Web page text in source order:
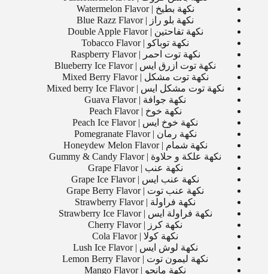
نكهة بطيخ | Watermelon Flavor
نكهة بلو راز | Blue Razz Flavor
نكهة تفاحتين | Double Apple Flavor
نكهة توباكو | Tobacco Flavor
نكهة توت احمر | Raspberry Flavor
نكهة توت ازرق ايس | Blueberry Ice Flavor
نكهة توت مشكل | Mixed Berry Flavor
نكهة توت مشكل ايس | Mixed berry Ice Flavor
نكهة جوافة | Guava Flavor
نكهة خوخ | Peach Flavor
نكهة خوخ ايس | Peach Ice Flavor
نكهة رمان | Pomegranate Flavor
نكهة شمام | Honeydew Melon Flavor
نكهة علكة و حلاوة | Gummy & Candy Flavor
نكهة عنب | Grape Flavor
نكهة عنب ايس | Grape Ice Flavor
نكهة عنب توت | Grape Berry Flavor
نكهة فراولة | Strawberry Flavor
نكهة فراولة ايس | Strawberry Ice Flavor
نكهة كرز | Cherry Flavor
نكهة كولا | Cola Flavor
نكهة لوش ايس | Lush Ice Flavor
نكهة ليمون توت | Lemon Berry Flavor
نكهة مانجو | Mango Flavor